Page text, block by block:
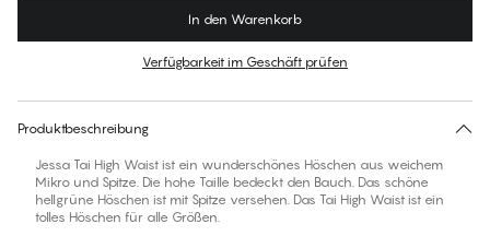
Für diesen Artikel gibt es keine empfohlene Größe
In den Warenkorb
Verfügbarkeit im Geschäft prüfen
Produktbeschreibung
Jessa Tai High Waist ist ein wunderschönes Höschen aus weichem
Mikro und Spitze. Die hohe Taille bedeckt den Bauch. Das schöne
hellgrüne Höschen ist mit Spitze versehen. Das Tai High Waist ist ein
tolles Höschen für alle Größen.